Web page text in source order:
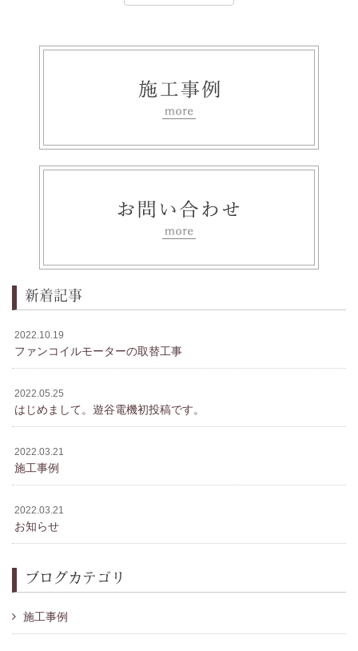
新着記事
2022.10.19
ファンコイルモーターの取替工事
2022.05.25
はじめまして。遊谷電機初投稿です。
2022.03.21
施工事例
2022.03.21
お知らせ
ブログカテゴリ
施工事例